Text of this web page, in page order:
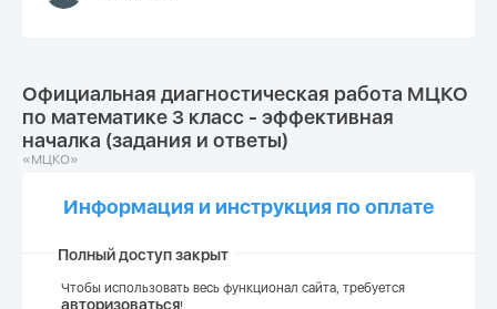
Официальная диагностическая работа МЦКО
по математике 3 класс - эффективная
началка (задания и ответы)
«МЦКО»
Информация и инструкция по оплате
Полный доступ закрыт
Чтобы использовать весь функционал сайта, требуется
авторизоваться!